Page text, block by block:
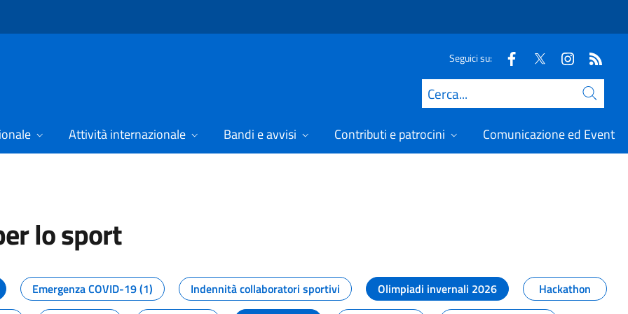
Seguici su:
Cerca
Attività internazionale Bandi e avvisi Contributi e patrocini Comunicazione ed Eventi
lo sport
dal Dipartimento per lo sport
Emergenza COVID-19 (1) Indennità collaboratori sportivi Olimpiadi invernali 2026
Hackathon